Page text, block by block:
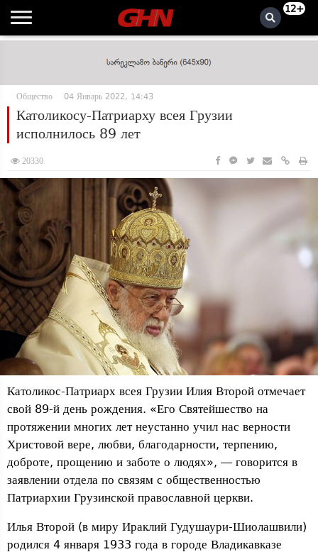
12+
Общество 04 Январь 2022, 14:43
Католикосу-Патриарху всея Грузии
исполнилось 89 лет
20330
Католикос-Патриарх всея Грузии Илия Второй отмечает
свой 89-й день рождения. «Его Святейшество на
протяжении многих лет неустанно учил нас верности
Христовой вере, любви, благодарности, терпению,
доброте, прощению и заботе о людях», — говорится в
заявлении отдела по связям с общественностью
Патриархии Грузинской православной церкви.
Илья Второй (в миру Ираклий Гудушаури-Шиолашвили)
родился 4 января 1933 года в городе Владикавказе